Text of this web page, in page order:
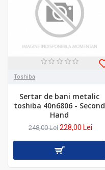
Toshiba
Sertar de bani metalic
toshiba 40n6806 - Second
Hand
248,00 Lei 228,00 Lei